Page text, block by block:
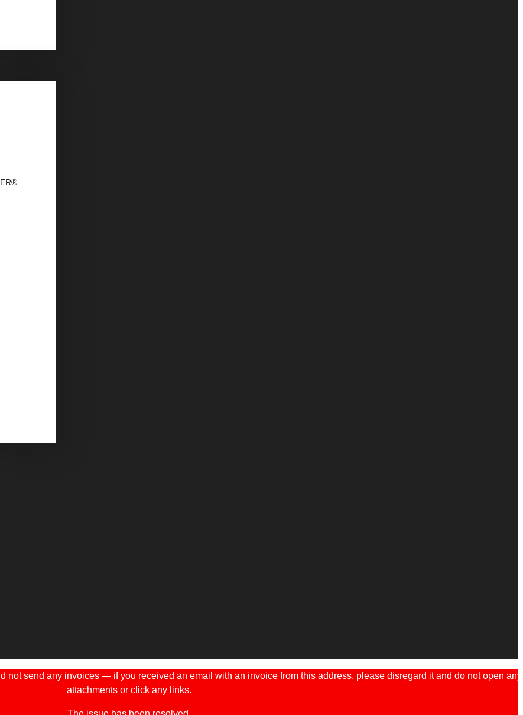
not send any invoices — if you received an email with an invoice from this address, please disregard it and do not open any
attachments or click any links.